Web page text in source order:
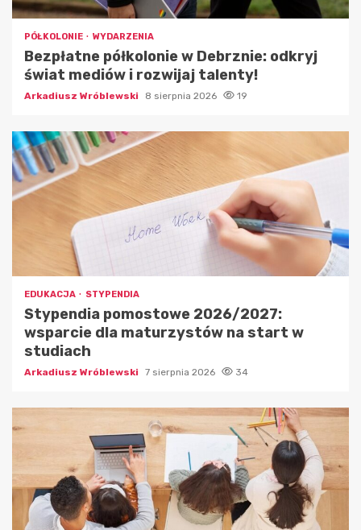
PÓŁKOLONIE WYDARZENIA
Bezpłatne półkolonie w Debrznie: odkryj
świat mediów i rozwijaj talenty!
Arkadiusz Wróblewski 8 sierpnia 2026 19
EDUKACJA STYPENDIA
Stypendia pomostowe 2026/2027:
wsparcie dla maturzystów na start w
studiach
Arkadiusz Wróblewski 7 sierpnia 2026 34